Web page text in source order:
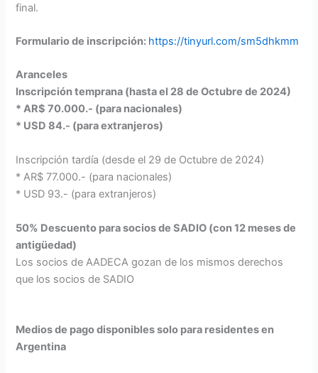
final.
Formulario de inscripción: https://tinyurl.com/sm5dhkmm
Aranceles
Inscripción temprana (hasta el 28 de Octubre de 2024)
* AR$ 70.000.- (para nacionales)
* USD 84.- (para extranjeros)
Inscripción tardía (desde el 29 de Octubre de 2024)
* AR$ 77.000.- (para nacionales)
* USD 93.- (para extranjeros)
50% Descuento para socios de SADIO (con 12 meses de
antigüedad)
Los socios de AADECA gozan de los mismos derechos
que los socios de SADIO
Medios de pago disponibles solo para residentes en
Argentina